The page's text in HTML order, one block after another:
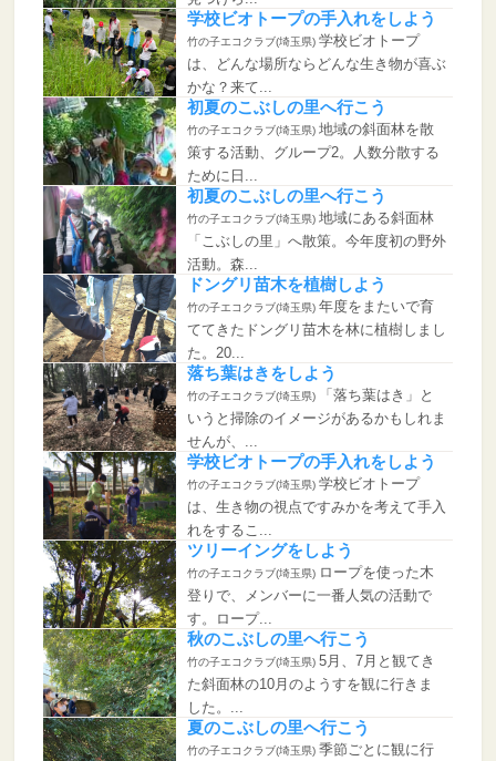
学校ビオトープの手入れをしよう
竹の子エコクラブ(埼玉県) 学校ビオトープ
は、どんな場所ならどんな生き物が喜ぶ
かな？来て...
初夏のこぶしの里へ行こう
竹の子エコクラブ(埼玉県) 地域の斜面林を散
策する活動、グループ2。人数分散する
ために日...
初夏のこぶしの里へ行こう
竹の子エコクラブ(埼玉県) 地域にある斜面林
「こぶしの里」へ散策。今年度初の野外
活動。森...
ドングリ苗木を植樹しよう
竹の子エコクラブ(埼玉県) 年度をまたいで育
ててきたドングリ苗木を林に植樹しまし
た。20...
落ち葉はきをしよう
竹の子エコクラブ(埼玉県)
「落ち葉はき」と
いうと掃除のイメージがあるかもしれま
せんが、...
学校ビオトープの手入れをしよう
竹の子エコクラブ(埼玉県) 学校ビオトープ
は、生き物の視点ですみかを考えて手入
れをするこ...
ツリーイングをしよう
竹の子エコクラブ(埼玉県) ロープを使った木
登りで、メンバーに一番人気の活動で
す。ロープ...
秋のこぶしの里へ行こう
竹の子エコクラブ(埼玉県) 5月、7月と観てき
た斜面林の10月のようすを観に行きま
した。...
夏のこぶしの里へ行こう
竹の子エコクラブ(埼玉県) 季節ごとに観に行